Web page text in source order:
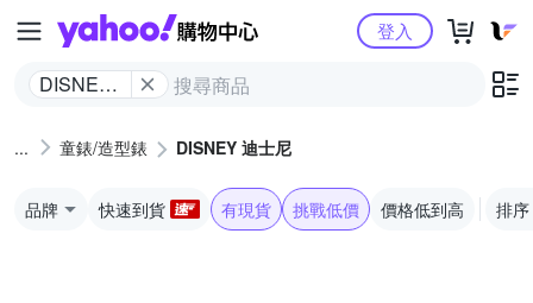
Yahoo購物中心
DISNEY
登入
童錶/造型錶 DISNEY 迪士尼
品牌 快速到貨 有現貨 挑戰低價 價格低到高 排序